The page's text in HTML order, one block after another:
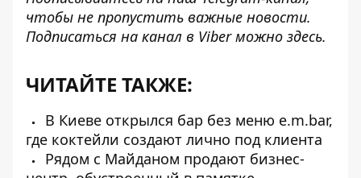
чтобы не пропустить важные новости.
Подписаться на канал в Viber можно здесь.
ЧИТАЙТЕ ТАКЖЕ:
В Киеве открылся бар без меню e.m.bar,
где коктейли создают лично под клиента
Рядом с Майданом продают бизнес-